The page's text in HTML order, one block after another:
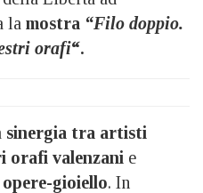
la mostra “Filo doppio.
orafi“.
sinergia tra artisti
orafi valenzani e
opere-gioiello. In